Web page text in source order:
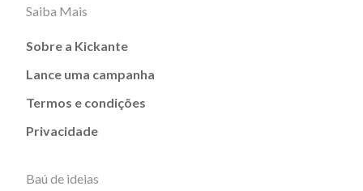
Saiba Mais
Sobre a Kickante
Lance uma campanha
Termos e condições
Privacidade
Baú de ideias